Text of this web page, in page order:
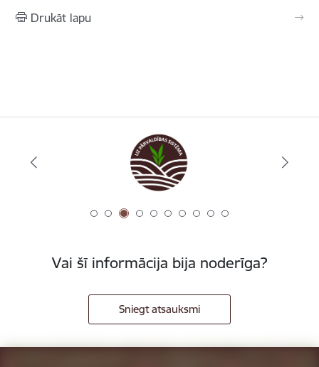
Drukāt lapu
Vai šī informācija bija noderīga?
Sniegt atsauksmi